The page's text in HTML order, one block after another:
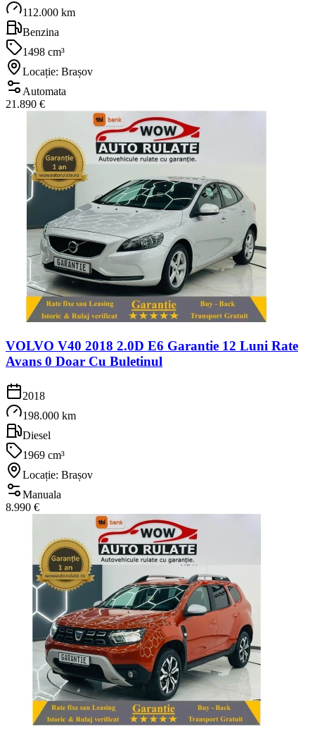
112.000 km
Benzina
1498 cm³
Locație: Brașov
Automata
21.890 €
VOLVO V40 2018 2.0D E6 Garantie 12 Luni Rate
Avans 0 Doar Cu Buletinul
2018
198.000 km
Diesel
1969 cm³
Locație: Brașov
Manuala
8.990 €